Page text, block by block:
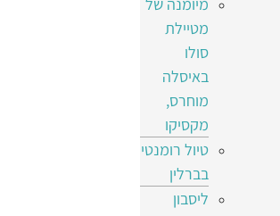
מטיילת
סולו
באיסלה
מוחרס,
מקסיקו
טיול רומנטי
בברלין
ליסבון